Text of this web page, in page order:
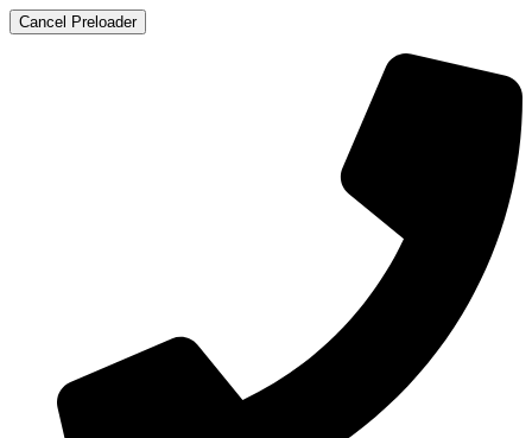
Cancel Preloader